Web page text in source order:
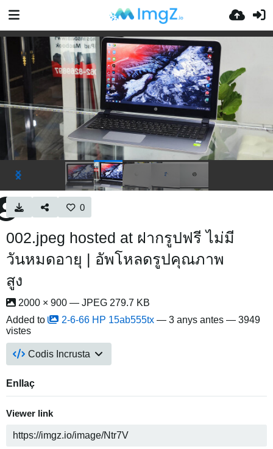
0
002.jpeg hosted at ฝากรูปฟรี ไม่มี
วันหมดอายุ | อัพโหลดรูปคุณภาพ
สูง
2000 × 900 — JPEG 279.7 KB
Added to
2-6-66 HP 15ab555tx — 3 anys antes — 3949
vistes
Codis Incrusta
Enllaç
Viewer link